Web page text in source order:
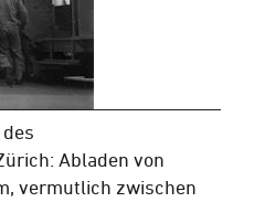
Abladen von
vermutlich zwischen